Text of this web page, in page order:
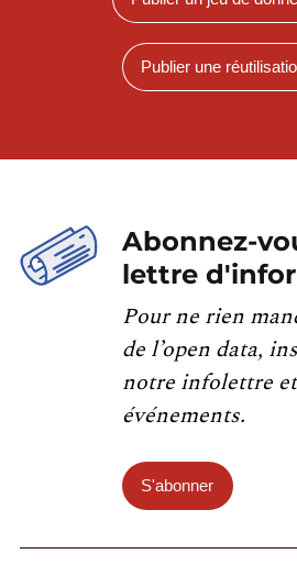
Publier une
Abonnez-
lettre
Pour ne rien
de l’open data,
notre infolettre
événements.
S'abonner